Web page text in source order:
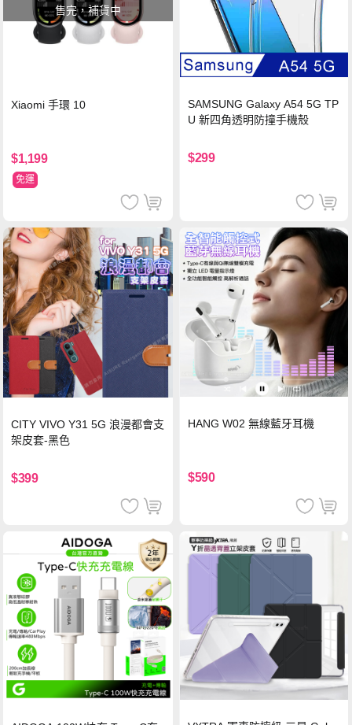
售完，補貨中
Xiaomi 手環 10
$1,199
免運
SAMSUNG Galaxy A54 5G TP
U 新四角透明防撞手機殼
$299
CITY VIVO Y31 5G 浪漫都會支
架皮套-黑色
$399
HANG W02 無線藍牙耳機
$590